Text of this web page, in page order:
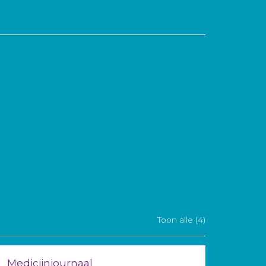
Toon alle (4)
Medicijnjournaal